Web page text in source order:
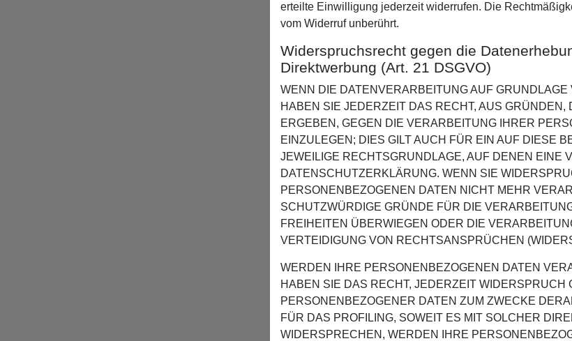
erteilte Einwilligung jederzeit widerrufen. Die
vom Widerruf unberührt.
Widerspruchsrecht gegen die
Direktwerbung (Art. 21 DSGVO)
WENN DIE DATENVERARBEITUNG AUF GRUNDLAGE
HABEN SIE JEDERZEIT DAS RECHT, AUS
ERGEBEN, GEGEN DIE VERARBEITUNG IHRER
EINZULEGEN; DIES GILT AUCH FÜR EIN AUF DIESE
JEWEILIGE RECHTSGRUNDLAGE, AUF DENEN EINE
DATENSCHUTZERKLÄRUNG. WENN SIE
PERSONENBEZOGENEN DATEN NICHT MEHR
SCHUTZWÜRDIGE GRÜNDE FÜR DIE
FREIHEITEN ÜBERWIEGEN ODER DIE
VERTEIDIGUNG VON RECHTSANSPRÜCHEN
WERDEN IHRE PERSONENBEZOGENEN DATEN
HABEN SIE DAS RECHT, JEDERZEIT
PERSONENBEZOGENER DATEN ZUM ZWECKE
FÜR DAS PROFILING, SOWEIT ES MIT SOLCHER
WIDERSPRECHEN, WERDEN IHRE